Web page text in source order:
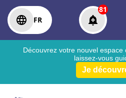
FR
81
Découvrez votre nouvel espace
laissez-vous
Je